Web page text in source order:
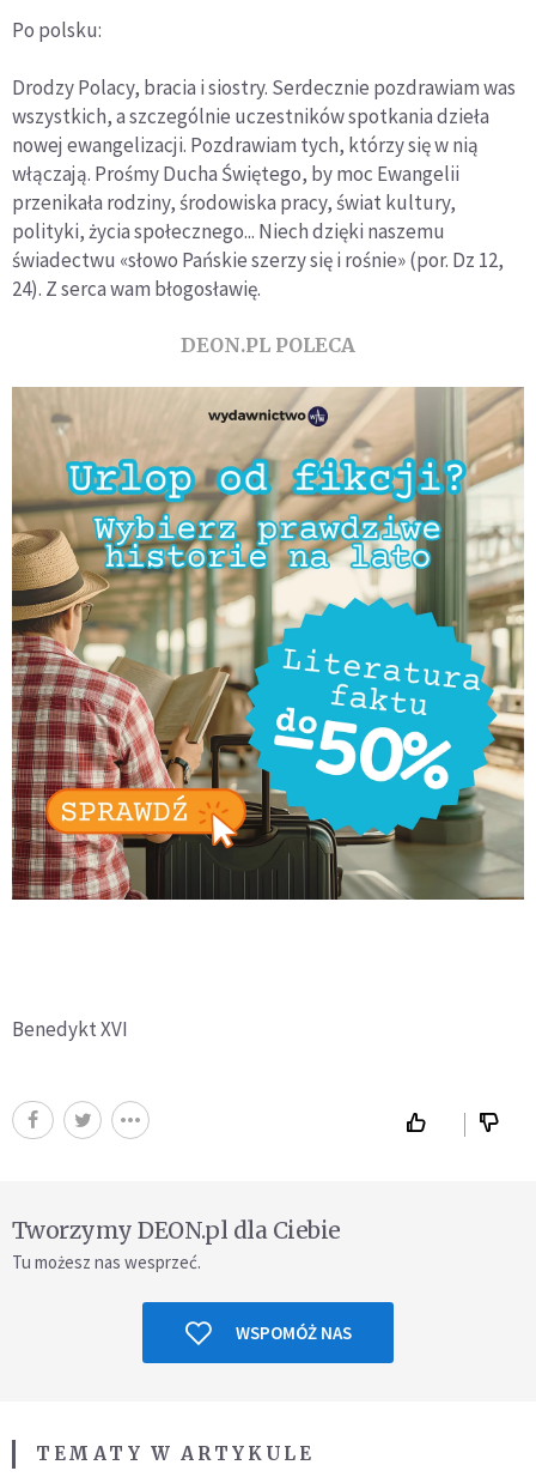
Po polsku:
Drodzy Polacy, bracia i siostry. Serdecznie pozdrawiam was
wszystkich, a szczególnie uczestników spotkania dzieła
nowej ewangelizacji. Pozdrawiam tych, którzy się w nią
włączają. Prośmy Ducha Świętego, by moc Ewangelii
przenikała rodziny, środowiska pracy, świat kultury,
polityki, życia społecznego... Niech dzięki naszemu
świadectwu «słowo Pańskie szerzy się i rośnie» (por. Dz 12,
24). Z serca wam błogosławię.
DEON.PL POLECA
Benedykt XVI
Tworzymy DEON.pl dla Ciebie
Tu możesz nas wesprzeć.
WSPOMÓŻ NAS
TEMATY W ARTYKULE